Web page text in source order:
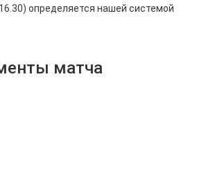
матча